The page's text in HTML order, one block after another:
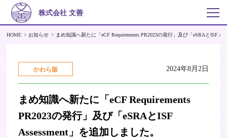
株式会社 文善
HOME お知らせ まめ知識へ新たに「eCF Requirements PR2023の発行」及び「eSRAとISF
かわら版 2024年8月2日
まめ知識へ新たに「eCF Requirements
PR2023の発行」及び「eSRAとISF
Assessment」を追加しました。